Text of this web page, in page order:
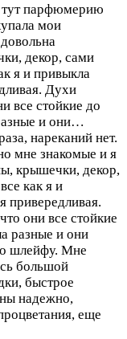
тут парфюмерию
мои
декор, сами
я и привыкла
Духи
все стойкие до
и они…
нареканий нет.
мне знакомые и я
крышечки, декор,
как я и
привередливая.
они все стойкие
разные и они
шлейфу. Мне
большой
быстрое
надежно,
еще